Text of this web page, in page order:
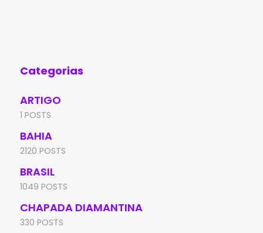
Categorias
ARTIGO
1 POSTS
BAHIA
2120 POSTS
BRASIL
1049 POSTS
CHAPADA DIAMANTINA
330 POSTS